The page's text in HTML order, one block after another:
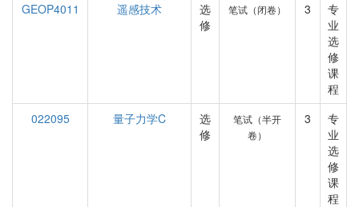
GEOP4011
遥感技术
选
修
笔试（闭卷） 3
专
业
选
修
课
程
022095
量子力学C
选
修
笔试（半开
卷）
3
专
业
选
修
课
程